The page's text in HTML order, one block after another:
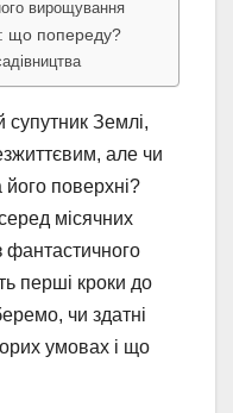
вирощування
що попереду?
супутник Землі,
але чи
поверхні?
місячних
фантастичного
перші кроки до
чи здатні
умовах і що